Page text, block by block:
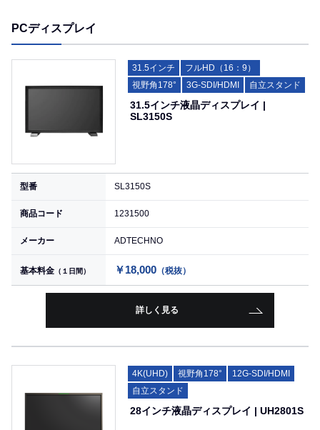
PCディスプレイ
31.5インチ
フルHD（16：9）
視野角178°
3G-SDI/HDMI 自立スタンド
31.5インチ液晶ディスプレイ |
SL3150S
型番 SL3150S
商品コード 1231500
メーカー ADTECHNO
基本料金 （１日間） ￥18,000 （税抜）
詳しく見る
4K(UHD) 視野角178°
12G-SDI/HDMI
自立スタンド
28インチ液晶ディスプレイ | UH2801S